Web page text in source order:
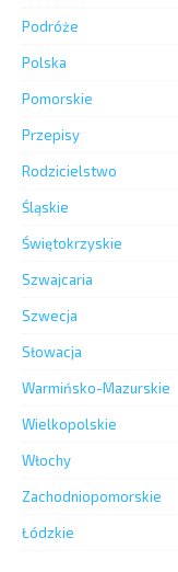
Podróże
Polska
Pomorskie
Przepisy
Rodzicielstwo
Śląskie
Świętokrzyskie
Szwajcaria
Szwecja
Słowacja
Warmińsko-Mazurskie
Wielkopolskie
Włochy
Zachodniopomorskie
Łódzkie